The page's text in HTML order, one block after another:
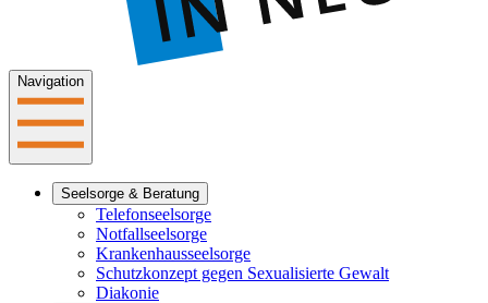
Navigation
Seelsorge & Beratung
Telefonseelsorge
Notfallseelsorge
Krankenhausseelsorge
Schutzkonzept gegen Sexualisierte Gewalt
Diakonie